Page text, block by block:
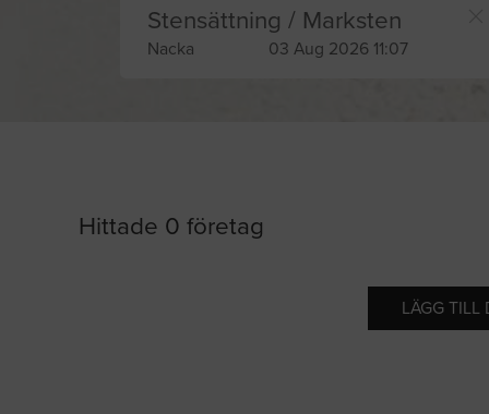
Stensättning / Marksten
Nacka 03 Aug 2026 11:07
Hittade 0 företag
LÄGG TILL